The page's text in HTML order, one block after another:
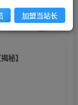
关注 私信
秘】
加盟当站长